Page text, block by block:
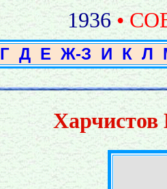
1936 •
Г Д Е Ж-З И К Л